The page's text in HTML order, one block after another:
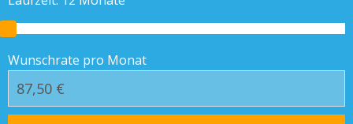
Wunschrate pro Monat